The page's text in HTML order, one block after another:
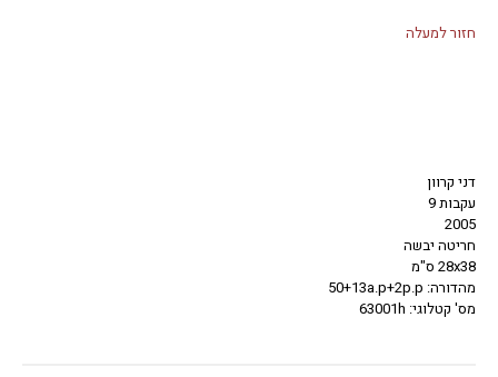
חזור למעלה
דני קרוון
עקבות 9
2005
חריטה יבשה
28x38 ס"מ
מהדורה: 50+13a.p+2p.p
מס' קטלוגי: 63001h